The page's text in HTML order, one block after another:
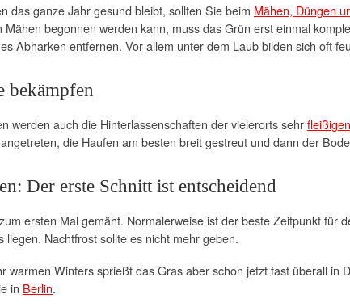
das ganze Jahr gesund bleibt, sollten Sie beim Mähen, Düngen
Mähen begonnen werden kann, muss das Grün erst einmal
Abharken entfernen. Vor allem unter dem Laub bilden sich oft
bekämpfen
werden auch die Hinterlassenschaften der vielerorts sehr
die Haufen am besten breit gestreut und dann der
Der erste Schnitt ist entscheidend
ersten Mal gemäht. Normalerweise ist der beste Zeitpunkt
liegen. Nachtfrost sollte es nicht mehr geben.
warmen Winters sprießt das Gras aber schon jetzt fast überall
in Berlin.